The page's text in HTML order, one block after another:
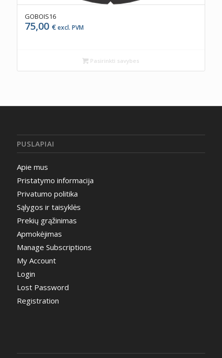
GOBOIS16
75,00 €excl. PVM
Pasirinkti savybes
PUSLAPIAI
Apie mus
Pristatymo informacija
Privatumo politika
Sąlygos ir taisyklės
Prekių grąžinimas
Apmokėjimas
Manage Subscriptions
My Account
Login
Lost Password
Registration